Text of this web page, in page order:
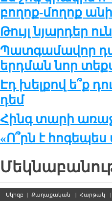
բողոք-մողոք անի
Թույլ նյարդեր
Պատգամավոր
երդման նոր
Էդ խելքով ե՞ք
դեմ
Հինգ տարի
«Ո՞րն է
Սկիզբ | Քաղաքական | Հարթակ |